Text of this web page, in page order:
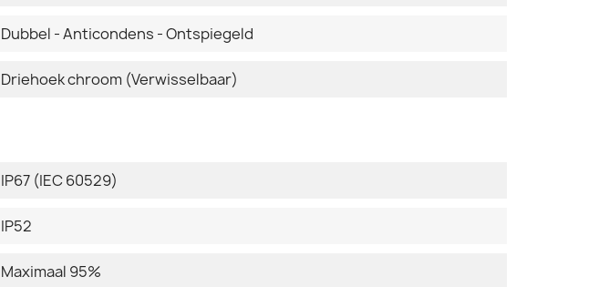
Dubbel - Anticondens - Ontspiegeld
Driehoek chroom (Verwisselbaar)
IP67 (IEC 60529)
IP52
Maximaal 95%